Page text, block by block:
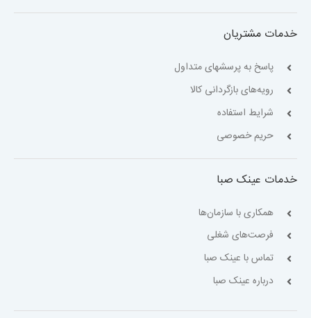
خدمات مشتریان
پاسخ به پرسشهای متداول
رویه‌های بازگردانی کالا
شرایط استفاده
حریم خصوصی
خدمات عینک صبا
همکاری با سازمان‌ها
فرصت‌های شغلی
تماس با عینک صبا
درباره عینک صبا